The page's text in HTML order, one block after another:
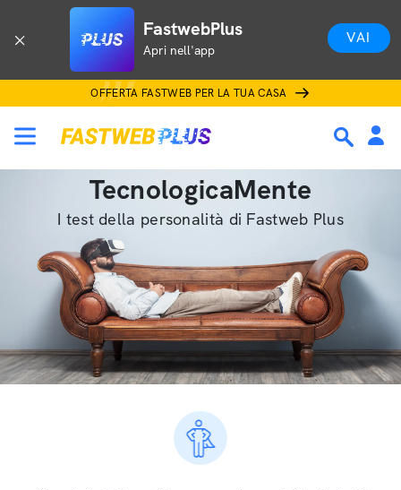
FastwebPlus
Apri nell'app
VAI
OFFERTA FASTWEB PER LA TUA CASA
TecnologicaMente
I test della personalità di Fastweb Plus